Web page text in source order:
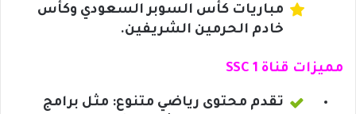
مباريات كأس السوبر السعودي وكأس
خادم الحرمين الشريفين.
مميزات قناة SSC 1
تقدم محتوى رياضي متنوع: مثل برامج